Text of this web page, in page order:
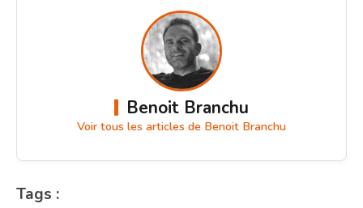
Benoit Branchu
Voir tous les articles de Benoit Branchu
Tags :